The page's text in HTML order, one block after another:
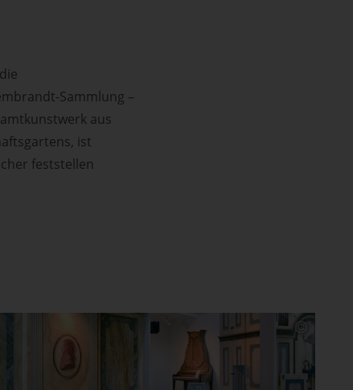
Sammlung –
aus
ist
feststellen